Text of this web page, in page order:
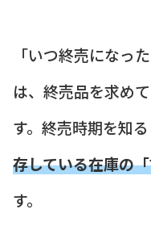
「いつ終売になっ
は、終売品を求め
す。終売時期を知る
存している在庫の
す。